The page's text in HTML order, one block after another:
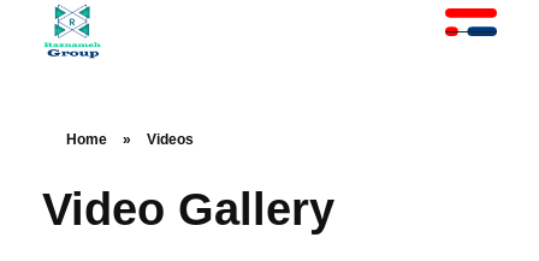
Home » Videos
Video Gallery